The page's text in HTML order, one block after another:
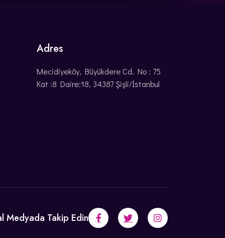
Adres
Mecidiyeköy, Büyükdere Cd. No : 75
Kat :8 Daire:18, 34387 Şişli/İstanbul
Medyada Takip Edin